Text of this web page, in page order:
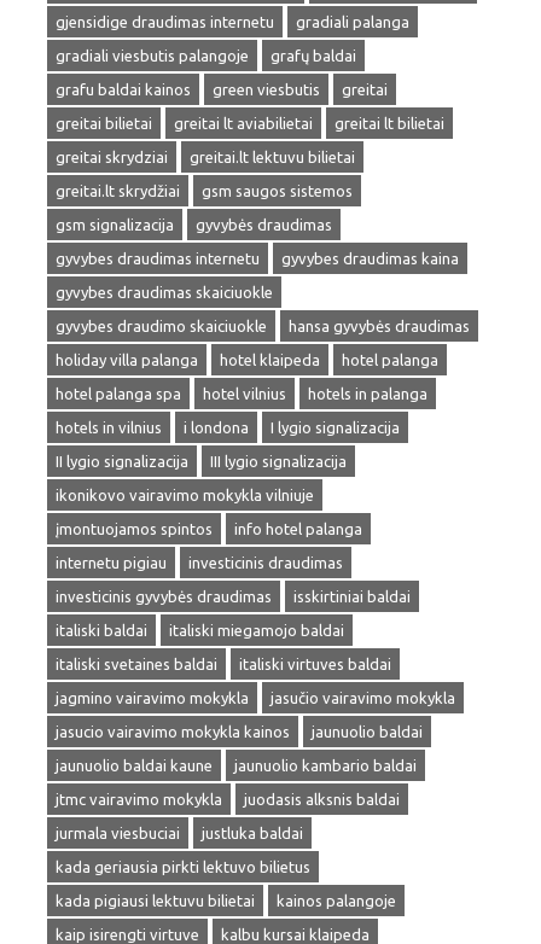
gjensidige draudimas internetu
gradiali palanga
gradiali viesbutis palangoje
grafų baldai
grafu baldai kainos
green viesbutis
greitai
greitai bilietai
greitai lt aviabilietai
greitai lt bilietai
greitai skrydziai
greitai.lt lektuvu bilietai
greitai.lt skrydžiai
gsm saugos sistemos
gsm signalizacija
gyvybės draudimas
gyvybes draudimas internetu
gyvybes draudimas kaina
gyvybes draudimas skaiciuokle
gyvybes draudimo skaiciuokle
hansa gyvybės draudimas
holiday villa palanga
hotel klaipeda
hotel palanga
hotel palanga spa
hotel vilnius
hotels in palanga
hotels in vilnius
i londona
I lygio signalizacija
II lygio signalizacija
III lygio signalizacija
ikonikovo vairavimo mokykla vilniuje
įmontuojamos spintos
info hotel palanga
internetu pigiau
investicinis draudimas
investicinis gyvybės draudimas
isskirtiniai baldai
italiski baldai
italiski miegamojo baldai
italiski svetaines baldai
italiski virtuves baldai
jagmino vairavimo mokykla
jasučio vairavimo mokykla
jasucio vairavimo mokykla kainos
jaunuolio baldai
jaunuolio baldai kaune
jaunuolio kambario baldai
jtmc vairavimo mokykla
juodasis alksnis baldai
jurmala viesbuciai
justluka baldai
kada geriausia pirkti lektuvo bilietus
kada pigiausi lektuvu bilietai
kainos palangoje
kaip isirengti virtuve
kalbu kursai klaipeda